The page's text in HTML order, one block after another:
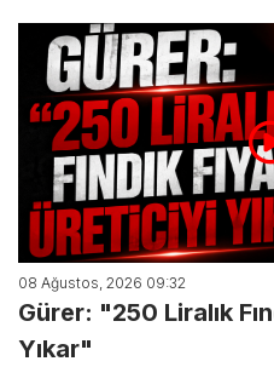
08 Ağustos, 2026 09:32
Gürer: "250 Liralık
Yıkar"